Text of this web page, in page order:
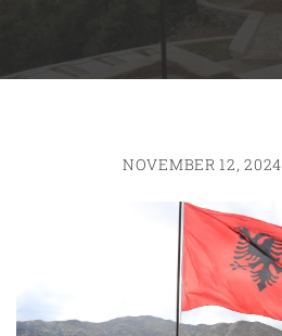
NOVEMBER 12, 2024